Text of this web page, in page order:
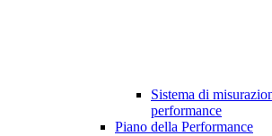
Sistema di
performance
Piano della Performance